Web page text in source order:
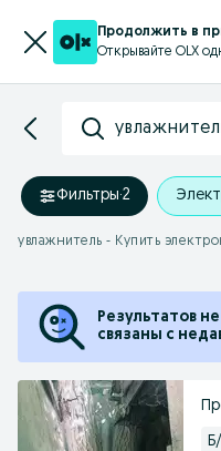
Продолжить в
Открывайте OLX
Фильтры·2
Результатов
связаны с